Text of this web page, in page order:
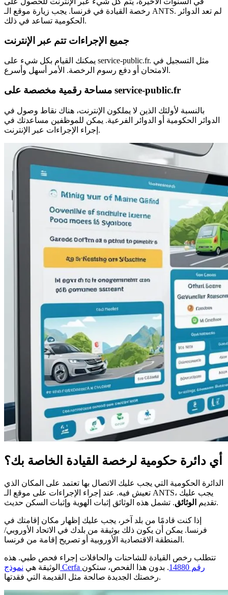
رخصة القيادة في فرنسا. يجب زيارة موقع الـ ANTS. لم تعد الدوائر
الحكومية تساعد في ذلك.
جميع الإجراءات تتم عبر الإنترنت
يمكنك القيام بكل شيء على service-public.fr. مثل التسجيل في
الامتحان أو دفع رسوم الرخصة. الأمر أسهل وأسرع.
مساحة رقمية مخصصة على service-public.fr
بالنسبة لأولئك الذين لا يملكون الإنترنت، هناك نقاط وصول في
الدوائر الحكومية أو الدوائر الفرعية. يمكن للموظفين مساعدتك في
إجراء الإجراءات عبر الإنترنت.
أي دائرة حكومية لرخصة القيادة الخاصة بك؟
الدائرة الحكومية التي يجب عليك الاتصال بها تعتمد على المكان الذي
تعيش فيه. عند إجراء الإجراءات على موقع الـ ANTS، يجب عليك
تقديم
الوثائق . تشمل هذه الوثائق إثبات الهوية وإثبات السكن حديث.
إذا كنت قادمًا من بلد آخر، يجب عليك إظهار مكان إقامتك في
فرنسا. يمكن أن يكون ذلك بوثيقة من بلدك في الاتحاد الأوروبي/
المنطقة الاقتصادية الأوروبية أو تصريح إقامة من فرنسا.
تتطلب رخص القيادة للشاحنات والحافلات إجراء فحص طبي. هذه
الوثيقة هي
نموذج Cerfa رقم 14880
. بدون هذا الفحص، ستكون
رخصتك الجديدة صالحة مثل القديمة التي فقدتها.